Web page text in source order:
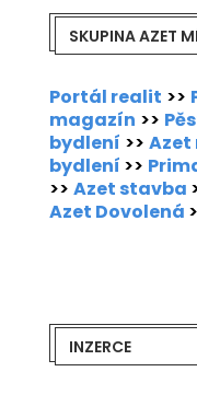
SKUPINA AZET
Portál realit >>
magazín >>
bydlení >> Azet
bydlení >>
>> Azet stavba
Azet Dovolená
INZERCE